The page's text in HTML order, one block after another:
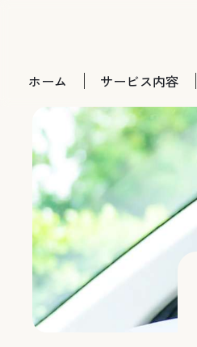
ホーム サービス内容